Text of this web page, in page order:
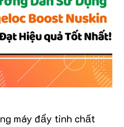
máy đẩy tinh chất